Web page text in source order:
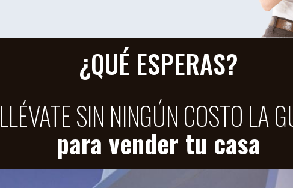
¿QUÉ ESPERAS?
LLÉVATE SIN NINGÚN COSTO LA
para vender tu casa